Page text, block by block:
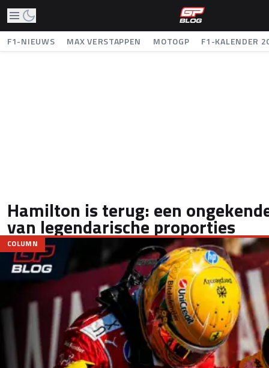
F1-NIEUWS MAX VERSTAPPEN MOTOGP F1-KALENDER
Hamilton is terug: een
van legendarische proporties
COLUMN